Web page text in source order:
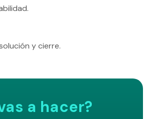
y cierre.
a hacer?